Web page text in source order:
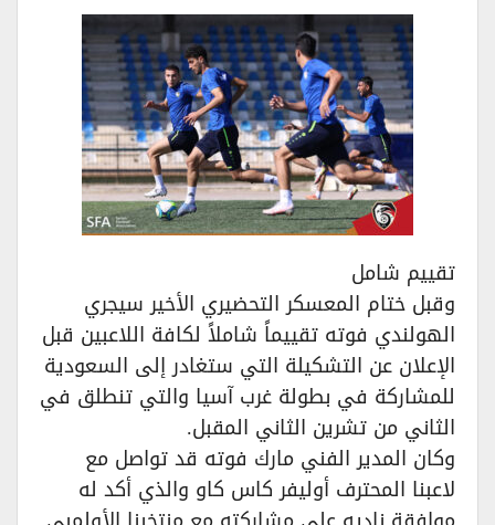
تقييم شامل
وقبل ختام المعسكر التحضيري الأخير سيجري
الهولندي فوته تقييماً شاملاً لكافة اللاعبين قبل
الإعلان عن التشكيلة التي ستغادر إلى السعودية
للمشاركة في بطولة غرب آسيا والتي تنطلق في
الثاني من تشرين الثاني المقبل.
وكان المدير الفني مارك فوته قد تواصل مع
لاعبنا المحترف أوليفر كاس كاو والذي أكد له